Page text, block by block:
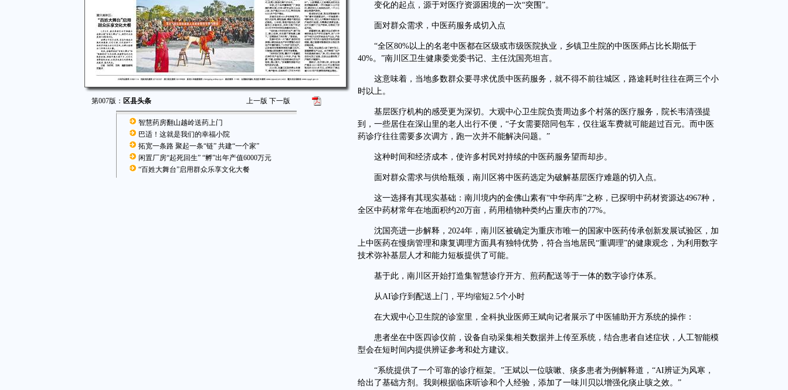
第007版： 区县头条 上一版 下一版
智慧药房翻山越岭送药上门
巴适！这就是我们的幸福小院
拓宽一条路 聚起一条“链” 共建“一个家”
闲置厂房“起死回生” “孵”出年产值6000万元
“百姓大舞台”启用群众乐享文化大餐
变化的起点，源于对医疗资源困境的一次“突围”。
面对群众需求，中医药服务成切入点
“全区80%以上的名老中医都在区级或市级医院执业，乡镇卫生院的中医医师占比长期低于
40%。”南川区卫生健康委党委书记、主任沈国亮坦言。
这意味着，当地多数群众要寻求优质中医药服务，就不得不前往城区，路途耗时往往在两三个小
时以上。
基层医疗机构的感受更为深切。大观中心卫生院负责周边多个村落的医疗服务，院长韦清强提
到，一些居住在深山里的老人出行不便，“子女需要陪同包车，仅往返车费就可能超过百元。而中医
药诊疗往往需要多次调方，跑一次并不能解决问题。”
这种时间和经济成本，使许多村民对持续的中医药服务望而却步。
面对群众需求与供给瓶颈，南川区将中医药选定为破解基层医疗难题的切入点。
这一选择有其现实基础：南川境内的金佛山素有“中华药库”之称，已探明中药材资源达4967种，
全区中药材常年在地面积约20万亩，药用植物种类约占重庆市的77%。
沈国亮进一步解释，2024年，南川区被确定为重庆市唯一的国家中医药传承创新发展试验区，加
上中医药在慢病管理和康复调理方面具有独特优势，符合当地居民“重调理”的健康观念，为利用数字
技术弥补基层人才和能力短板提供了可能。
基于此，南川区开始打造集智慧诊疗开方、煎药配送等于一体的数字诊疗体系。
从AI诊疗到配送上门，平均缩短2.5个小时
在大观中心卫生院的诊室里，全科执业医师王斌向记者展示了中医辅助开方系统的操作：
患者坐在中医四诊仪前，设备自动采集相关数据并上传至系统，结合患者自述症状，人工智能模
型会在短时间内提供辨证参考和处方建议。
“系统提供了一个可靠的诊疗框架。”王斌以一位咳嗽、痰多患者为例解释道，“AI辨证为风寒，
给出了基础方剂。我则根据临床听诊和个人经验，添加了一味川贝以增强化痰止咳之效。”